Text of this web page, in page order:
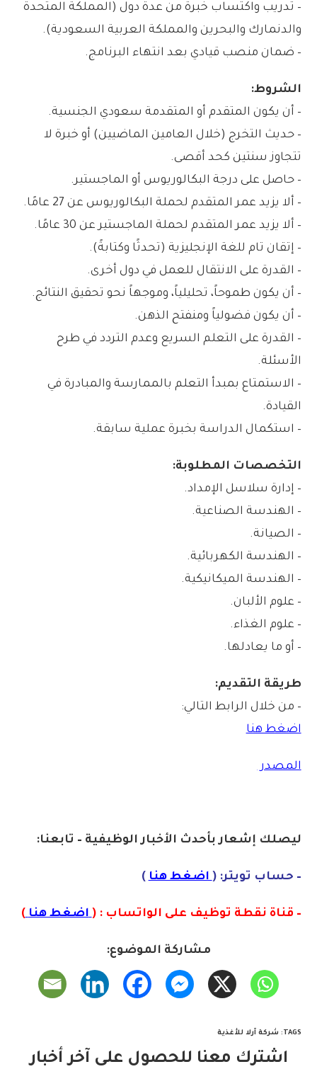
– تدريب واكتساب خبرة من عدة دول (المملكة المتحدة
والدنمارك والبحرين والمملكة العربية السعودية).
– ضمان منصب قيادي بعد انتهاء البرنامج.
الشروط:
– أن يكون المتقدم أو المتقدمة سعودي الجنسية.
– حديث التخرج (خلال العامين الماضيين) أو خبرة لا
تتجاوز سنتين كحد أقصى.
– حاصل على درجة البكالوريوس أو الماجستير.
– ألا يزيد عمر المتقدم لحملة البكالوريوس عن 27 عامًا.
– ألا يزيد عمر المتقدم لحملة الماجستير عن 30 عامًا.
– إتقان تام للغة الإنجليزية (تحدثًا وكتابةً).
– القدرة على الانتقال للعمل في دول أخرى.
– أن يكون طموحاً، تحليلياً، وموجهاً نحو تحقيق النتائج.
– أن يكون فضولياً ومنفتح الذهن.
– القدرة على التعلم السريع وعدم التردد في طرح
الأسئلة.
– الاستمتاع بمبدأ التعلم بالممارسة والمبادرة في
القيادة.
– استكمال الدراسة بخبرة عملية سابقة.
التخصصات المطلوبة:
– إدارة سلاسل الإمداد.
– الهندسة الصناعية.
– الصيانة.
– الهندسة الكهربائية.
– الهندسة الميكانيكية.
– علوم الألبان.
– علوم الغذاء.
– أو ما يعادلها.
طريقة التقديم:
– من خلال الرابط التالي:
اضغط هنا
المصدر
ليصلك إشعاربأحدث الأخبار الوظيفية – تابعنا:
– حساب تويتر: ( اضغط هنا )
– قناة نقطة توظيف على الواتساب : ( اضغط هنا )
مشاركة الموضوع:
TAGS
: شركة آرلا للأغذية
اشترك معنا للحصول على آخر أخبار